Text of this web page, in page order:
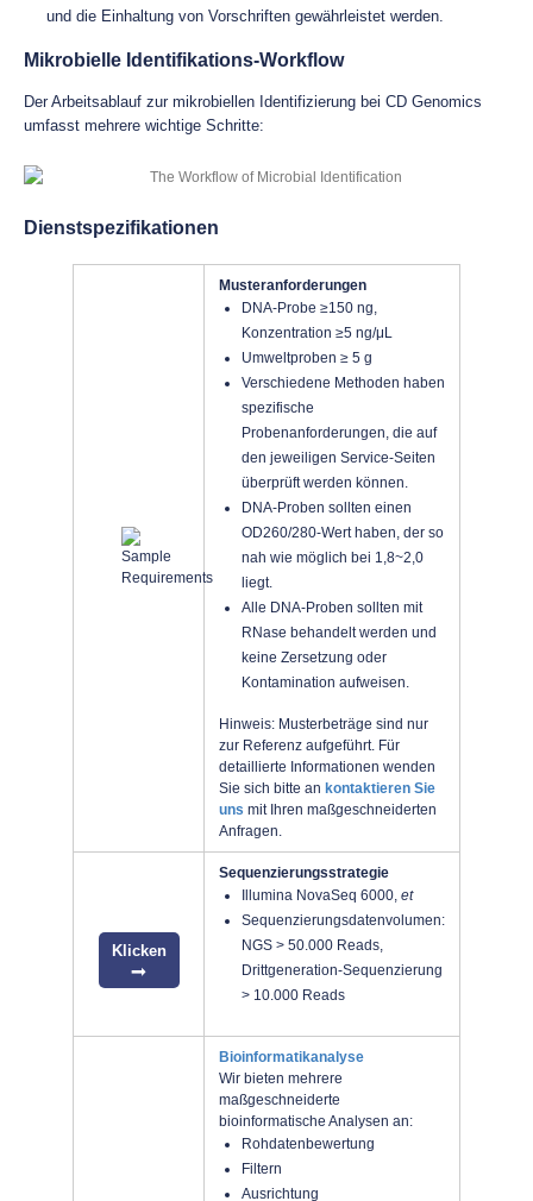
und die Einhaltung von Vorschriften gewährleistet werden.
Mikrobielle Identifikations-Workflow
Der Arbeitsablauf zur mikrobiellen Identifizierung bei CD Genomics
umfasst mehrere wichtige Schritte:
Dienstspezifikationen
Musteranforderungen
DNA-Probe ≥150 ng,
Konzentration ≥5 ng/μL
Umweltproben ≥ 5 g
Verschiedene Methoden haben
spezifische
Probenanforderungen, die auf
den jeweiligen Service-Seiten
überprüft werden können.
DNA-Proben sollten einen
OD260/280-Wert haben, der so
nah wie möglich bei 1,8~2,0
liegt.
Alle DNA-Proben sollten mit
RNase behandelt werden und
keine Zersetzung oder
Kontamination aufweisen.
Hinweis: Musterbeträge sind nur
zur Referenz aufgeführt. Für
detaillierte Informationen wenden
Sie sich bitte an kontaktieren Sie
uns mit Ihren maßgeschneiderten
Anfragen.
Klicken
Sequenzierungsstrategie
Illumina NovaSeq 6000, et
Sequenzierungsdatenvolumen:
NGS > 50.000 Reads,
Drittgeneration-Sequenzierung
> 10.000 Reads
Bioinformatikanalyse
Wir bieten mehrere
maßgeschneiderte
bioinformatische Analysen an:
Rohdatenbewertung
Filtern
Ausrichtung